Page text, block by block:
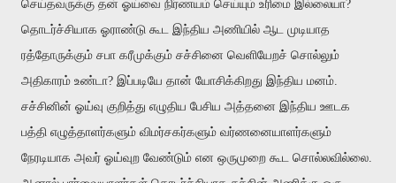
செய்தவருக்கு தன் ஓய்வை நிர்ணயம் செய்யும் உரிமை இல்லையா?
தொடர்ச்சியாக ஓராண்டு கூட இந்திய அணியில் ஆட முடியாத
ரத்தோருக்கும் சபா கரீமுக்கும் சச்சினை வெளியேறச் சொல்லும்
அதிகாரம் உண்டா? இப்படியே தான் யோசிக்கிறது இந்திய மனம்.
சச்சினின் ஓய்வு குறித்து எழுதிய பேசிய அத்தனை இந்திய ஊடக
பத்தி எழுத்தாளர்களும் விமர்சகர்களும் வர்ணனையாளர்களும்
நேரடியாக அவர் ஓய்வுற வேண்டும் என ஒருமுறை கூட சொல்லவில்லை.